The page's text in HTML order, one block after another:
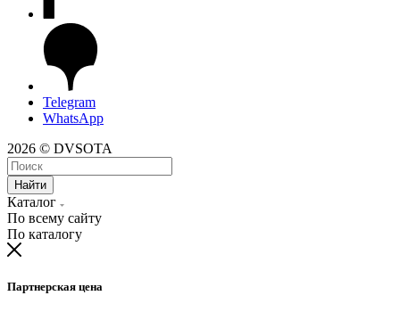
Telegram
WhatsApp
2026 © DVSOTA
Найти
Каталог
По всему сайту
По каталогу
Партнерская цена